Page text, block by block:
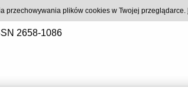
2658-1086
przechowywania plików cookies w Twojej przeglądarce.